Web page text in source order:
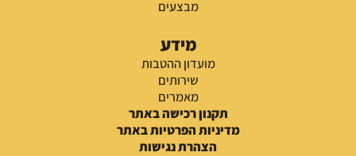
מבצעים
מידע
מועדון ההטבות
שירותים
מאמרים
תקנון רכישה באתר
מדיניות הפרטיות באתר
הצהרת נגישות